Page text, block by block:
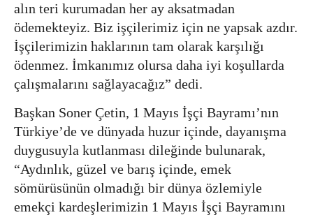
alın teri kurumadan her ay aksatmadan
ödemekteyiz. Biz işçilerimiz için ne yapsak azdır.
İşçilerimizin haklarının tam olarak karşılığı
ödenmez. İmkanımız olursa daha iyi koşullarda
çalışmalarını sağlayacağız” dedi.
Başkan Soner Çetin, 1 Mayıs İşçi Bayramı’nın
Türkiye’de ve dünyada huzur içinde, dayanışma
duygusuyla kutlanması dileğinde bulunarak,
“Aydınlık, güzel ve barış içinde, emek
sömürüsünün olmadığı bir dünya özlemiyle
emekçi kardeşlerimizin 1 Mayıs İşçi Bayramını